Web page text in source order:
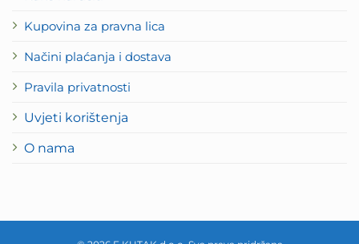
Kupovina za pravna lica
Načini plaćanja i dostava
Pravila privatnosti
Uvjeti korištenja
O nama